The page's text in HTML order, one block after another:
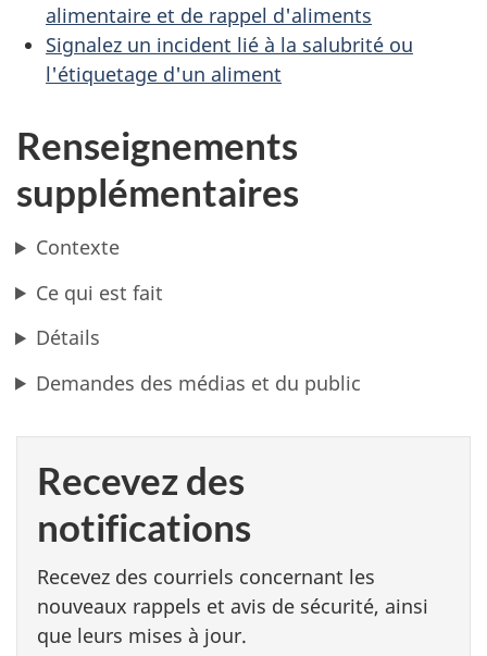
alimentaire et de rappel d'aliments
Signalez un incident lié à la salubrité ou
l'étiquetage d'un aliment
Renseignements
supplémentaires
Contexte
Ce qui est fait
Détails
Demandes des médias et du public
Recevez des
notifications
Recevez des courriels concernant les
nouveaux rappels et avis de sécurité, ainsi
que leurs mises à jour.